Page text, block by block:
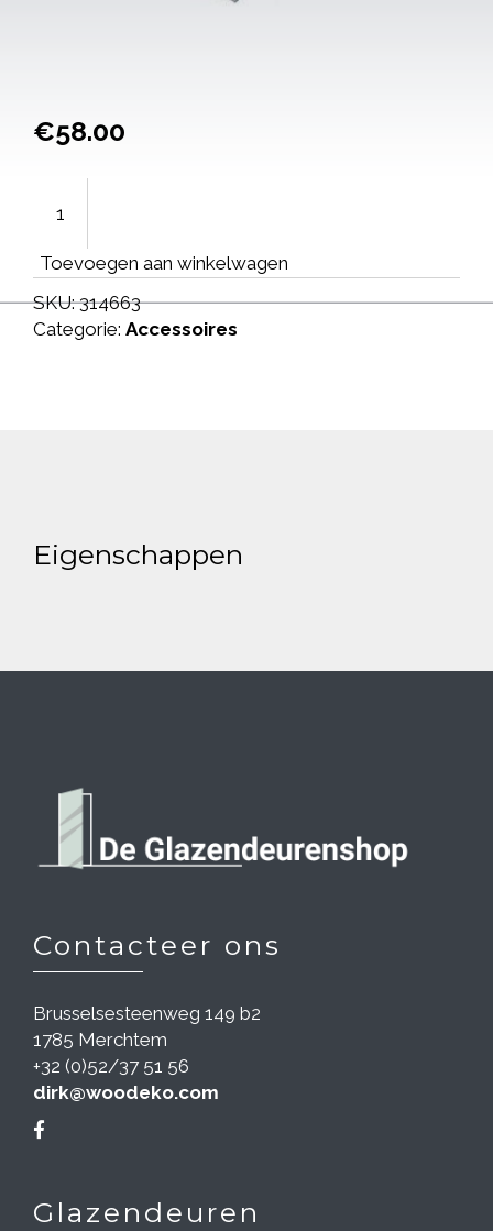
€58.00
Toevoegen aan winkelwagen
SKU:314663
Categorie: Accessoires
Eigenschappen
Contacteer ons
Brusselsesteenweg 149 b2
1785 Merchtem
+32 (0)52/37 51 56
dirk@woodeko.com
Glazendeuren